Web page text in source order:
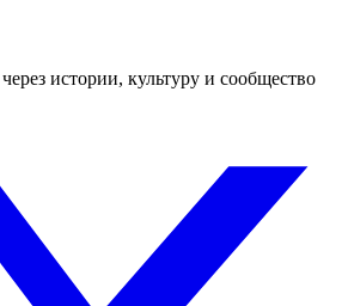
истории, культуру и сообщество